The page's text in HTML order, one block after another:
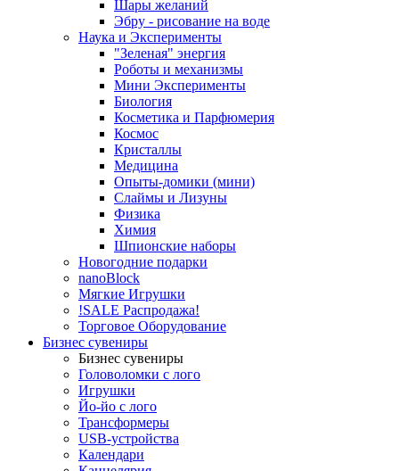
Шары желаний
Эбру - рисование на воде
Наука и Эксперименты
"Зеленая" энергия
Роботы и механизмы
Мини Эксперименты
Биология
Косметика и Парфюмерия
Космос
Кристаллы
Медицина
Опыты-домики (мини)
Слаймы и Лизуны
Физика
Химия
Шпионские наборы
Новогодние подарки
nanoBlock
Мягкие Игрушки
!SALE Распродажа!
Торговое Оборудование
Бизнес сувениры
Бизнес сувениры
Головоломки с лого
Игрушки
Йо-йо с лого
Трансформеры
USB-устройства
Календари